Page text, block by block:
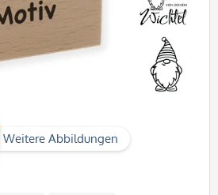
Weitere Abbildungen